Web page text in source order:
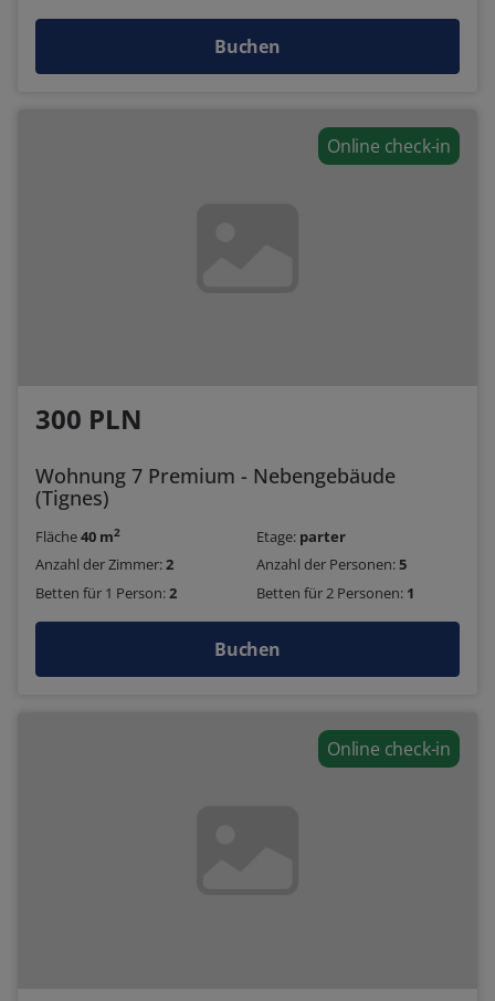
Buchen
Online check-in
300 PLN
Wohnung 7 Premium - Nebengebäude
(Tignes)
Fläche40 m2 Etage: parter
Anzahl der Zimmer:2 Anzahl der Personen:5
Betten für 1 Person:2 Betten für 2 Personen: 1
Buchen
Online check-in